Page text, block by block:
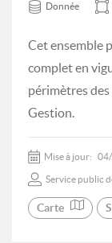
Donnée
Cet ensemble
complet en
périmètres
Gestion.
Mise à jour:
Service public
Carte